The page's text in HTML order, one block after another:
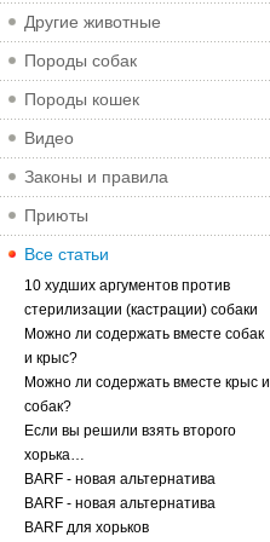
Другие животные
Породы собак
Породы кошек
Видео
Законы и правила
Приюты
Все статьи
10 худших аргументов против
стерилизации (кастрации) собаки
Можно ли содержать вместе собак
и крыс?
Можно ли содержать вместе крыс и
собак?
Если вы решили взять второго
хорька…
BARF - новая альтернатива
BARF - новая альтернатива
BARF для хорьков